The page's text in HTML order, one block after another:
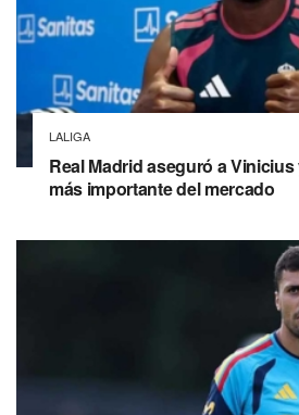
LALIGA
Real Madrid aseguró a
más importante del mercado